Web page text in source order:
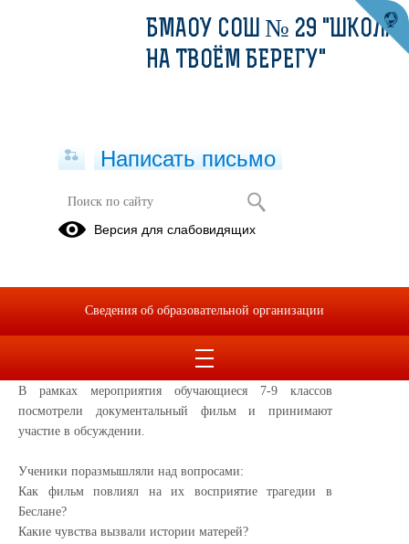
День солидарности в борьбе с
терроризмом
В рамках Дня солидарности в борьбе с терроризмом в
В рамках мероприятия обучающиеся 7-9 классов
посмотрели документальный фильм и принимают
участие в обсуждении.
Ученики поразмышляли над вопросами:
Как фильм повлиял на их восприятие трагедии в
Беслане?
Какие чувства вызвали истории матерей?
БМАОУ СОШ № 29 "ШКОЛА
НА ТВОЁМ БЕРЕГУ"
Написать письмо
Версия для слабовидящих
Сведения об образовательной организации